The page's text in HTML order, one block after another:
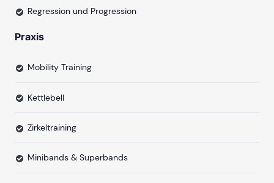
Regression und Progression
Praxis
Mobility Training
Kettlebell
Zirkeltraining
Minibands & Superbands